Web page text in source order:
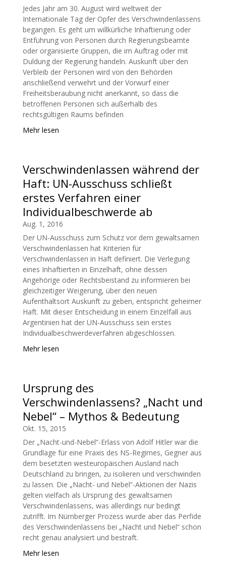
Jedes Jahr am 30. August wird weltweit der
Internationale Tag der Opfer des Verschwindenlassens
begangen. Es geht um willkürliche Inhaftierung oder
Entführung von Personen durch Regierungsbeamte
oder organisierte Gruppen, die im Auftrag oder mit
Duldung der Regierung handeln. Auskunft über den
Verbleib der Personen wird von den Behörden
anschließend verwehrt und der Vorwurf einer
Freiheitsberaubung nicht anerkannt, so dass die
betroffenen Personen sich außerhalb des
rechtsgültigen Raums befinden
Mehr lesen
Verschwindenlassen während der
Haft: UN-Ausschuss schließt
erstes Verfahren einer
Individualbeschwerde ab
Aug. 1, 2016
Der UN-Ausschuss zum Schutz vor dem gewaltsamen
Verschwindenlassen hat Kriterien für
Verschwindenlassen in Haft definiert. Die Verlegung
eines Inhaftierten in Einzelhaft, ohne dessen
Angehörige oder Rechtsbeistand zu informieren bei
gleichzeitiger Weigerung, über den neuen
Aufenthaltsort Auskunft zu geben, entspricht geheimer
Haft. Mit dieser Entscheidung in einem Einzelfall aus
Argentinien hat der UN-Ausschuss sein erstes
Individualbeschwerdeverfahren abgeschlossen.
Mehr lesen
Ursprung des
Verschwindenlassens? „Nacht und
Nebel“ – Mythos & Bedeutung
Okt. 15, 2015
Der „Nacht-und-Nebel“-Erlass von Adolf Hitler war die
Grundlage für eine Praxis des NS-Regimes, Gegner aus
dem besetzten westeuropäischen Ausland nach
Deutschland zu bringen, zu isolieren und verschwinden
zu lassen. Die „Nacht- und Nebel“-Aktionen der Nazis
gelten vielfach als Ursprung des gewaltsamen
Verschwindenlassens, was allerdings nur bedingt
zutrifft. Im Nürnberger Prozess wurde aber das Perfide
des Verschwindenlassens bei „Nacht und Nebel“ schon
recht genau analysiert und bestraft.
Mehr lesen